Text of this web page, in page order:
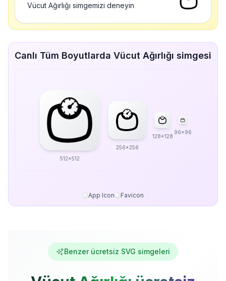
Vücut Ağırlığı simgemizi deneyin
Canlı Tüm Boyutlarda Vücut Ağırlığı simgesi
512x512
256x256
128x128
96x96
App Icon Favicon
Benzer ücretsiz SVG simgeleri